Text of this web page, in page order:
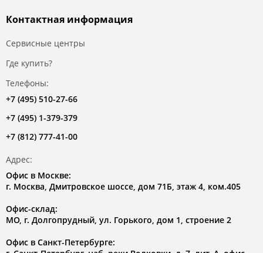
Контактная информация
Сервисные центры
Где купить?
Телефоны:
+7 (495) 510-27-66
+7 (495) 1-379-379
+7 (812) 777-41-00
Адрес:
Офис в Москве:
г. Москва, Дмитровское шоссе, дом 71Б, этаж 4, ком.405
Офис-склад:
МО, г. Долгопрудный, ул. Горького, дом 1, строение 2
Офис в Санкт-Петербурге: